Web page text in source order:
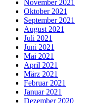
November 2021
Oktober 2021
September 2021
August 2021
Juli 2021
Juni 2021
Mai 2021
April 2021
März 2021
Februar 2021
Januar 2021
Dezember 2020